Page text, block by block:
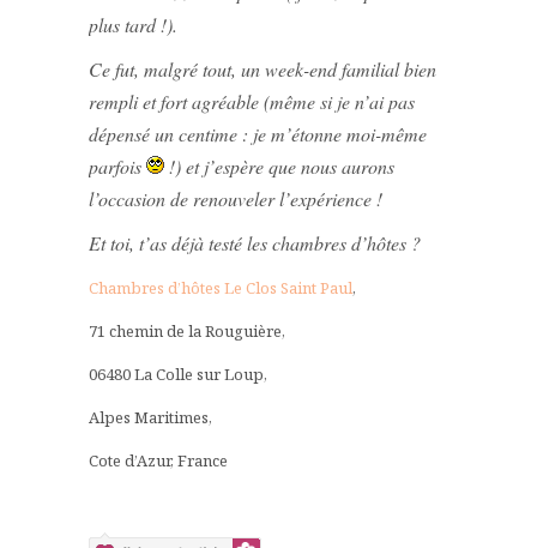
plus tard !).
Ce fut, malgré tout, un week-end familial bien
rempli et fort agréable (même si je n’ai pas
dépensé un centime : je m’étonne moi-même
parfois
!) et j’espère que nous aurons
l’occasion de renouveler l’expérience !
Et toi, t’as déjà testé les chambres d’hôtes ?
Chambres d’hôtes Le Clos Saint Paul,
71 chemin de la Rouguière,
06480 La Colle sur Loup,
Alpes Maritimes,
Cote d’Azur, France